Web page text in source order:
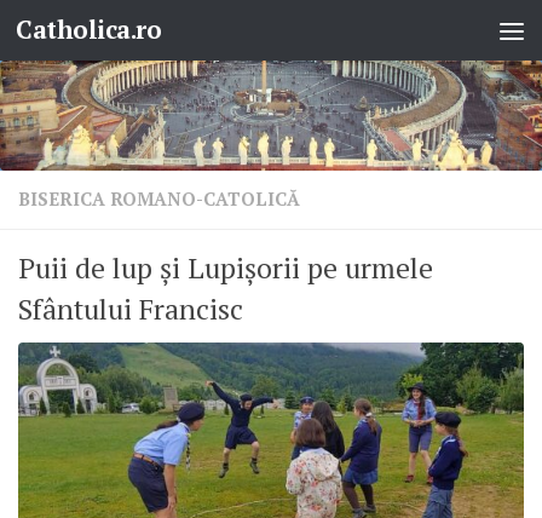
Skip to content
Catholica.ro
BISERICA ROMANO-CATOLICĂ
Puii de lup și Lupișorii pe urmele
Sfântului Francisc